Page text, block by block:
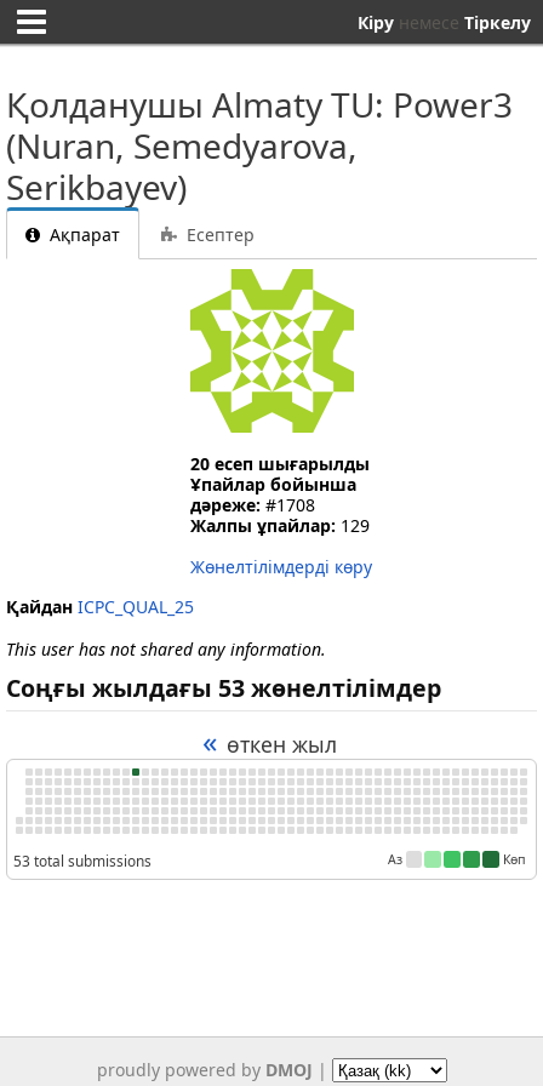
Кіру немесе Тіркелу
Қолданушы Almaty TU: Power3
(Nuran, Semedyarova,
Serikbayev)
Ақпарат Есептер
20 есеп шығарылды
Ұпайлар бойынша
дәреже: #1708
Жалпы ұпайлар: 129
Жөнелтілімдерді көру
Қайдан ICPC_QUAL_25
This user has not shared any information.
Соңғы жылдағы 53 жөнелтілімдер
« өткен жыл
53 total submissions Аз Көп
proudly powered by DMOJ |